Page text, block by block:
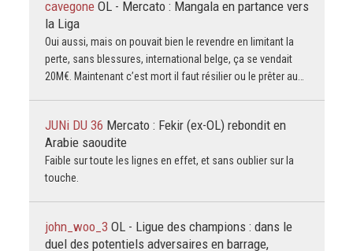
cavegone OL - Mercato : Mangala en partance vers
la Liga
Oui aussi, mais on pouvait bien le revendre en limitant la
perte, sans blessures, international belge, ça se vendait
20M€. Maintenant c’est mort il faut résilier ou le prêter au…
JUNi DU 36 Mercato : Fekir (ex-OL) rebondit en
Arabie saoudite
Faible sur toute les lignes en effet, et sans oublier sur la
touche.
john_woo_3 OL - Ligue des champions : dans le
duel des potentiels adversaires en barrage,